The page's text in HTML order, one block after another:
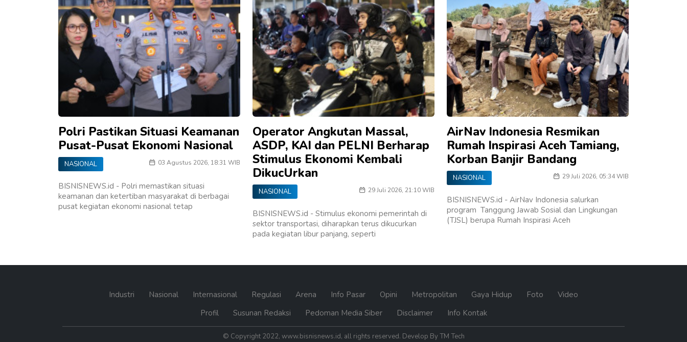
Polri Pastikan Situasi Keamanan
Pusat-Pusat Ekonomi Nasional
NASIONAL 03 Agustus 2026, 18:31 WIB
BISNISNEWS.id - Polri memastikan situasi
keamanan dan ketertiban masyarakat di berbagai
pusat kegiatan ekonomi nasional tetap
Operator Angkutan Massal,
ASDP, KAI dan PELNI Berharap
Stimulus Ekonomi Kembali
DikucUrkan
NASIONAL 29 Juli 2026, 21:10 WIB
BISNISNEWS.id - Stimulus ekonomi pemerintah di
sektor transportasi, diharapkan terus dikucurkan
pada kegiatan libur panjang, seperti
AirNav Indonesia Resmikan
Rumah Inspirasi Aceh Tamiang,
Korban Banjir Bandang
NASIONAL 29 Juli 2026, 05:34 WIB
BISNISNEWS.id - AirNav Indonesia salurkan
program Tanggung Jawab Sosial dan Lingkungan
(TJSL) berupa Rumah Inspirasi Aceh
Industri Nasional Internasional Regulasi Arena Info Pasar Opini Metropolitan Gaya Hidup Foto
Video
Profil
Susunan Redaksi Pedoman Media Siber Disclaimer Info Kontak
© Copyright 2022, www.bisnisnews.id, all rights reserved. Develop By TM Tech